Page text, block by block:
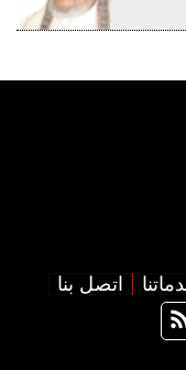
اتصل بنا